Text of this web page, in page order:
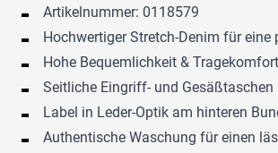
Artikelnummer: 0118579
Hochwertiger Stretch-Denim für eine
Hohe Bequemlichkeit & Tragekomfort
Seitliche Eingriff- und
Label in Leder-Optik am hinteren
Authentische Waschung für einen